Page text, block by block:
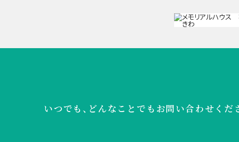
いつでも、どんなことでも お問い合わせくだ